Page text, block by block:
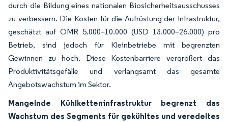
durch die Bildung eines nationalen Biosicherheitsausschusses
zu verbessern. Die Kosten für die Aufrüstung der Infrastruktur,
geschätzt auf OMR 5.000–10.000 (USD 13.000–26.000) pro
Betrieb, sind jedoch für Kleinbetriebe mit begrenzten
Gewinnen zu hoch. Diese Kostenbarriere vergrößert das
Produktivitätsgefälle und verlangsamt das gesamte
Angebotswachstum im Sektor.
Mangelnde Kühlketteninfrastruktur begrenzt das
Wachstum des Segments für gekühltes und veredeltes